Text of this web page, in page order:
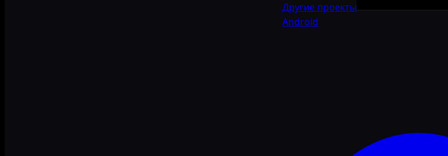
Другие проекты
Android